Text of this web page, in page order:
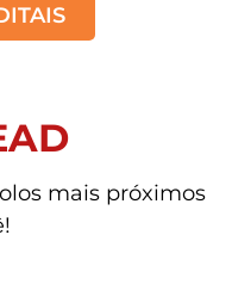
mais próximos